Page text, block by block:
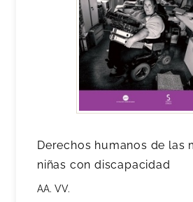
Derechos humanos de las
niñas con discapacidad
AA. VV.